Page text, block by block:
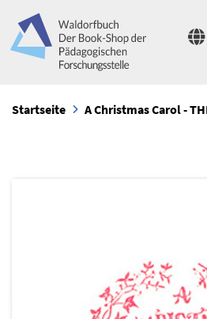
Startseite A Christmas Carol -